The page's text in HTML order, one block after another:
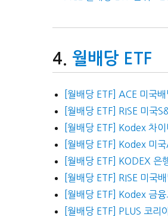
월배당 ETF
[월배당 ETF] ACE 미국
[월배당 ETF] RISE 미국
[월배당 ETF] Kodex 차
[월배당 ETF] Kodex 미
[월배당 ETF] KODEX 은
[월배당 ETF] RISE 미국
[월배당 ETF] Kodex 금
[월배당 ETF] PLUS 코리